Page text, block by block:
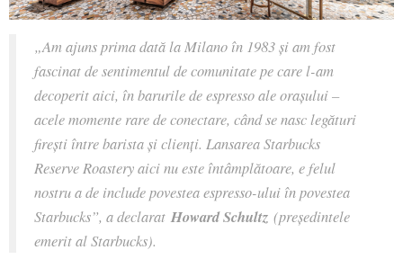
„Am ajuns prima dată la Milano în 1983 și am fost
fascinat de sentimentul de comunitate pe care l-am
decoperit aici, în barurile de espresso ale orașului –
acele momente rare de conectare, când se nasc legături
firești între barista și clienți. Lansarea Starbucks
Reserve Roastery aici nu este întâmplătoare, e felul
nostru a de include povestea espresso-ului în povestea
Starbucks”, a declarat Howard Schultz (președintele
emerit al Starbucks).